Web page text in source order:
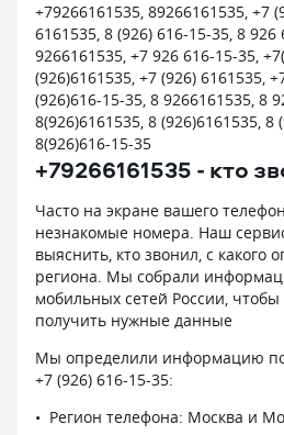
+79266161535, 89266161535, +7
6161535, 8 (926) 616-15-35, 8 926
9266161535, +7 926 616-15-35,
(926)6161535, +7 (926) 6161535,
(926)616-15-35, 8 9266161535, 8
8(926)6161535, 8 (926)6161535, 8
8(926)616-15-35
+79266161535 - кто
Часто на экране вашего
незнакомые номера. Наш
выяснить, кто звонил, с какого
региона. Мы собрали
мобильных сетей России,
получить нужные данные
Мы определили информацию
+7 (926) 616-15-35:
Регион телефона: Москва и